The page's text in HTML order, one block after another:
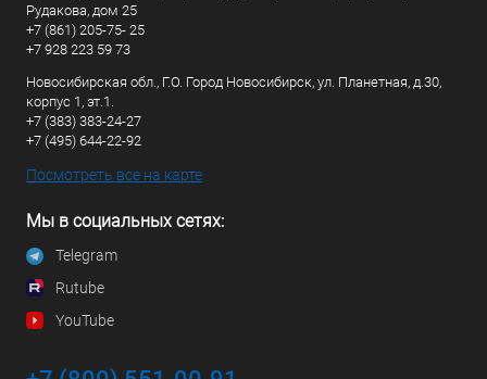
Рудакова, дом 25
+7 (861) 205-75- 25
+7 928 223 59 73
Новосибирская обл., Г.О. Город Новосибирск, ул. Планетная, д.30,
корпус 1, эт.1.
+7 (383) 383-24-27
+7 (495) 644-22-92
Посмотреть все на карте
Мы в социальных сетях:
Telegram
Rutube
YouTube